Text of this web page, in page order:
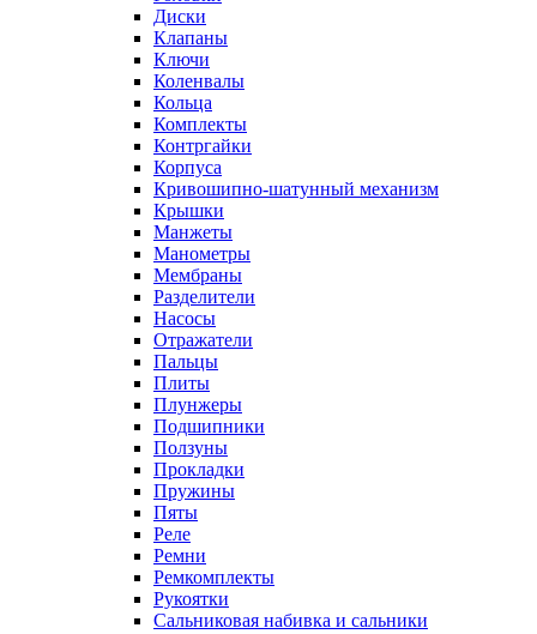
Диски
Клапаны
Ключи
Коленвалы
Кольца
Комплекты
Контргайки
Корпуса
Кривошипно-шатунный механизм
Крышки
Манжеты
Манометры
Мембраны
Разделители
Насосы
Отражатели
Пальцы
Плиты
Плунжеры
Подшипники
Ползуны
Прокладки
Пружины
Пяты
Реле
Ремни
Ремкомплекты
Рукоятки
Сальниковая набивка и сальники